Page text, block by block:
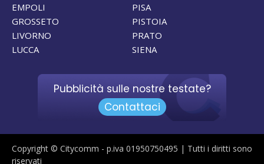
EMPOLI
GROSSETO
LIVORNO
LUCCA
PISA
PISTOIA
PRATO
SIENA
Pubblicità sulle nostre testate?
Contattaci
Copyright © Citycomm - p.iva 01950750495 | Tutti i diritti sono
riservati